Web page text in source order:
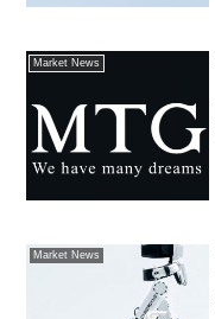
Market News
Market News